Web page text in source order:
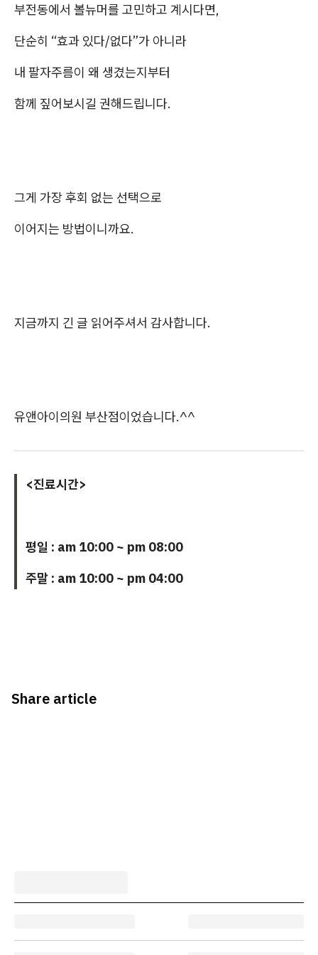
부전동에서 볼뉴머를 고민하고 계시다면,
단순히 “효과 있다/없다”가 아니라
내 팔자주름이 왜 생겼는지부터
함께 짚어보시길 권해드립니다.
그게 가장 후회 없는 선택으로
이어지는 방법이니까요.
지금까지 긴 글 읽어주셔서 감사합니다.
유앤아이의원 부산점이었습니다.^^
<진료시간>
평일 : am 10:00 ~ pm 08:00
주말 : am 10:00 ~ pm 04:00
Share article